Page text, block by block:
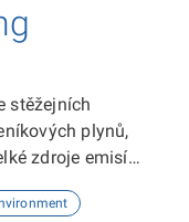
stěžejních
plynů,
zdroje emisí,
EU do